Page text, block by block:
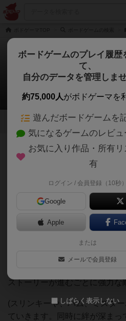
トイ・ストーリー：オ
ド・アドベン
しっぽ？さんの
3 1
150名 1名 0 9ヶ月前
トイストーリー１～4、短編｢
トーリー・オブ・テラー｣全６
デッキ構築型の協力ゲーム。
使用可能なTOY はウッディ、
ボー・ピープ、ジェシー
ストーリーが進むごとに強力な
(スリンキーや、ハム、ミスタ
ていきます。同時に絆が深まっ
ボードゲームのプレイ履歴
て、
自分のデータを管理しま
約75,000人がボドゲーマを
遊んだボードゲームを
気になるゲームのレビュ
お気に入り作品・所有
有
ログイン / 会員登録（10秒）
Google
Apple
または
メールで会員登録
しばらく表示しない